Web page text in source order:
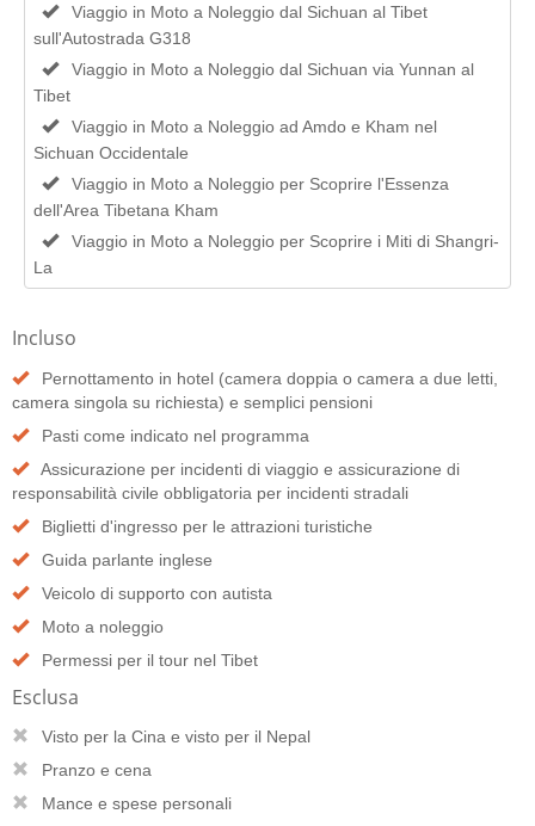
Viaggio in Moto a Noleggio dal Sichuan al Tibet
sull'Autostrada G318
Viaggio in Moto a Noleggio dal Sichuan via Yunnan al
Tibet
Viaggio in Moto a Noleggio ad Amdo e Kham nel
Sichuan Occidentale
Viaggio in Moto a Noleggio per Scoprire l'Essenza
dell'Area Tibetana Kham
Viaggio in Moto a Noleggio per Scoprire i Miti di Shangri-
La
Incluso
Pernottamento in hotel (camera doppia o camera a due letti,
camera singola su richiesta) e semplici pensioni
Pasti come indicato nel programma
Assicurazione per incidenti di viaggio e assicurazione di
responsabilità civile obbligatoria per incidenti stradali
Biglietti d'ingresso per le attrazioni turistiche
Guida parlante inglese
Veicolo di supporto con autista
Moto a noleggio
Permessi per il tour nel Tibet
Esclusa
Visto per la Cina e visto per il Nepal
Pranzo e cena
Mance e spese personali